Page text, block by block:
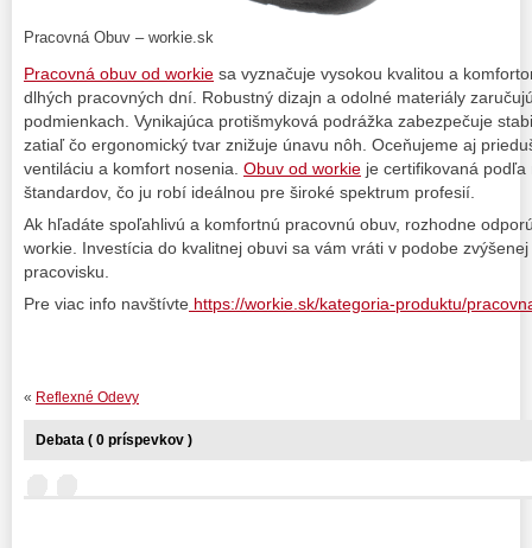
Pracovná Obuv – workie.sk
Pracovná obuv od workie sa vyznačuje vysokou kvalitou a
dlhých pracovných dní. Robustný dizajn a odolné materiály
podmienkach. Vynikajúca protišmyková podrážka zabezpečuje
zatiaľ čo ergonomický tvar znižuje únavu nôh. Oceňujeme aj
ventiláciu a komfort nosenia. Obuv od workie je certifikovaná
štandardov, čo ju robí ideálnou pre široké spektrum profesií.
Ak hľadáte spoľahlivú a komfortnú pracovnú obuv, rozhodne
workie. Investícia do kvalitnej obuvi sa vám vráti v podobe
pracovisku.
Pre viac info navštívte https://workie.sk/kategoria-produktu/
« Reflexné Odevy
Debata ( 0 príspevkov )